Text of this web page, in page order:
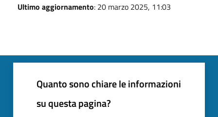
Ultimo aggiornamento: 20 marzo 2025, 11:03
Quanto sono chiare le informazioni
su questa pagina?